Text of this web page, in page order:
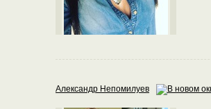
Александр Непомилуев